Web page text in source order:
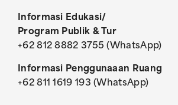
Informasi Edukasi/
Program Publik & Tur
+62 812 8882 3755 (WhatsApp)
Informasi Penggunaaan Ruang
+62 811 1619 193 (WhatsApp)